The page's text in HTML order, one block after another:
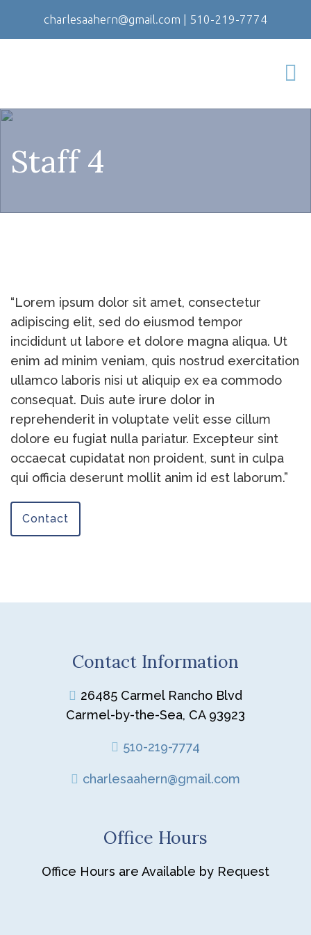
charlesaahern@gmail.com | 510-219-7774
Staff 4
“Lorem ipsum dolor sit amet, consectetur
adipiscing elit, sed do eiusmod tempor
incididunt ut labore et dolore magna aliqua. Ut
enim ad minim veniam, quis nostrud exercitation
ullamco laboris nisi ut aliquip ex ea commodo
consequat. Duis aute irure dolor in
reprehenderit in voluptate velit esse cillum
dolore eu fugiat nulla pariatur. Excepteur sint
occaecat cupidatat non proident, sunt in culpa
qui officia deserunt mollit anim id est laborum.”
Contact
Contact Information
26485 Carmel Rancho Blvd
Carmel-by-the-Sea, CA 93923
510-219-7774
charlesaahern@gmail.com
Office Hours
Office Hours are Available by Request